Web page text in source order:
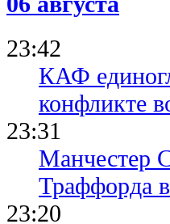
23:42
КАФ
конфликте
23:31
Манчестер
Траффорда
23:20